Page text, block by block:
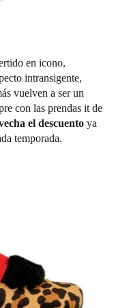
en icono,
intransigente,
vuelven a ser un
con las prendas it de
el descuento ya
temporada.